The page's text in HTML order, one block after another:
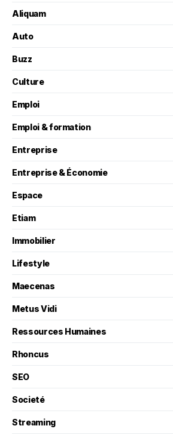
Aliquam
Auto
Buzz
Culture
Emploi
Emploi & formation
Entreprise
Entreprise & Économie
Espace
Etiam
Immobilier
Lifestyle
Maecenas
Metus Vidi
Ressources Humaines
Rhoncus
SEO
Societé
Streaming